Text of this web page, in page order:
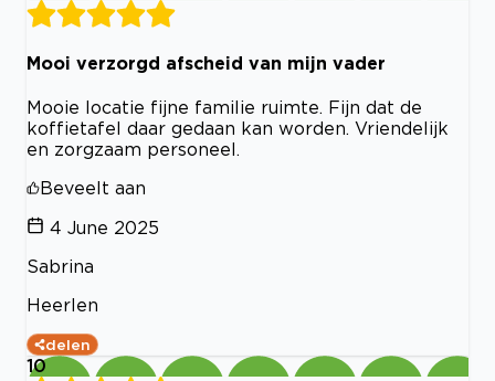
Mooi verzorgd afscheid van mijn vader
Mooie locatie fijne familie ruimte. Fijn dat de
koffietafel daar gedaan kan worden. Vriendelijk
en zorgzaam personeel.
Beveelt aan
4 June 2025
Sabrina
Heerlen
delen
10